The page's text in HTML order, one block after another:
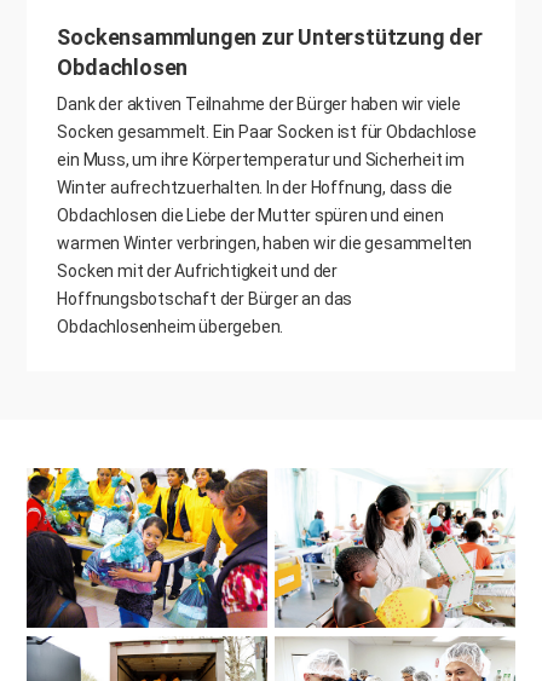
Sockensammlungen zur Unterstützung der
Obdachlosen
Dank der aktiven Teilnahme der Bürger haben wir viele
Socken gesammelt. Ein Paar Socken ist für Obdachlose
ein Muss, um ihre Körpertemperatur und Sicherheit im
Winter aufrechtzuerhalten. In der Hoffnung, dass die
Obdachlosen die Liebe der Mutter spüren und einen
warmen Winter verbringen, haben wir die gesammelten
Socken mit der Aufrichtigkeit und der
Hoffnungsbotschaft der Bürger an das
Obdachlosenheim übergeben.